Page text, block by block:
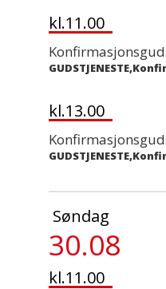
kl.11.00
kl.13.00
Søndag
30.08
kl.11.00